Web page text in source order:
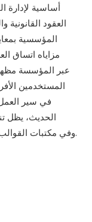
العقود القانونية
المؤسسية
مزاياه اتساق
المستخدمين
الحديث، يظل
تتطلب التوافق مع Word 97-2003 وفي مكتبات القوالب القديمة.